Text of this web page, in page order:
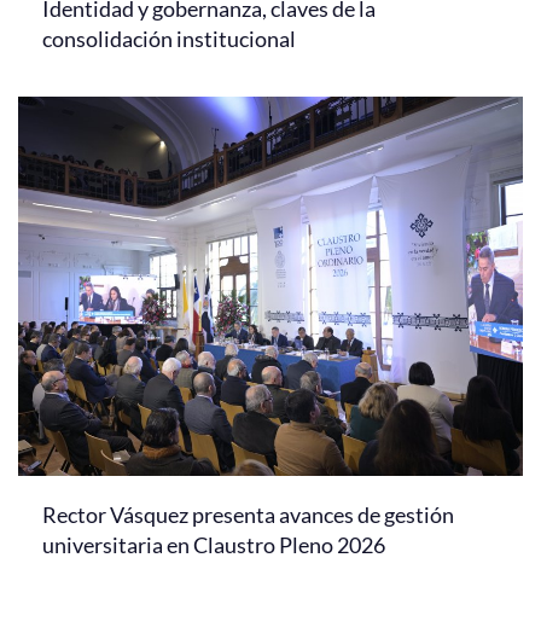
Identidad y gobernanza, claves de la
consolidación institucional
Rector Vásquez presenta avances de gestión
universitaria en Claustro Pleno 2026